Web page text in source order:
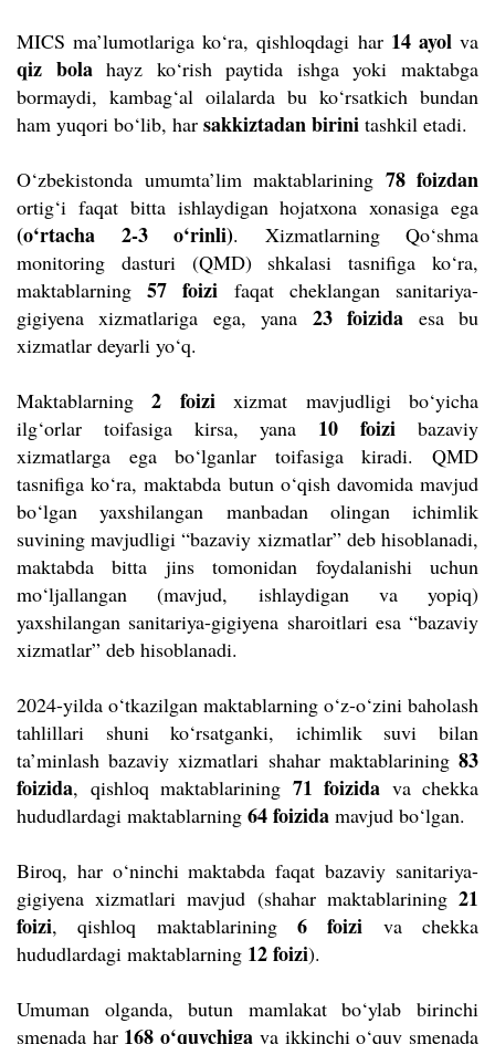
MICS ma’lumotlariga ko‘ra, qishloqdagi har 14 ayol va
qiz bolahayz ko‘rish paytida ishga yoki maktabga
bormaydi, kambag‘al oilalarda bu ko‘rsatkich bundan
ham yuqori bo‘lib, har sakkiztadan birini tashkil etadi.
O‘zbekistonda umumta’lim maktablarining 78 foizdan
ortig‘i faqat bitta ishlaydigan hojatxona xonasiga ega
(o‘rtacha 2-3 o‘rinli). Xizmatlarning Qo‘shma
monitoring dasturi (QMD) shkalasi tasnifiga ko‘ra,
maktablarning57 foizi faqat cheklangan sanitariya-
gigiyena xizmatlariga ega, yana 23 foizida esa bu
xizmatlar deyarli yo‘q.
Maktablarning2 foizi xizmat mavjudligi bo‘yicha
ilg‘orlar toifasiga kirsa, yana 10 foizi bazaviy
xizmatlarga ega bo‘lganlar toifasiga kiradi. QMD
tasnifiga ko‘ra, maktabda butun o‘qish davomida mavjud
bo‘lgan yaxshilangan manbadan olingan ichimlik
suvining mavjudligi “bazaviy xizmatlar” deb hisoblanadi,
maktabda bitta jins tomonidan foydalanishi uchun
mo‘ljallangan (mavjud, ishlaydigan va yopiq)
yaxshilangan sanitariya-gigiyena sharoitlari esa “bazaviy
xizmatlar” deb hisoblanadi.
2024-yilda o‘tkazilgan maktablarning o‘z-o‘zini baholash
tahlillari shuni ko‘rsatganki, ichimlik suvi bilan
ta’minlash bazaviy xizmatlari shahar maktablarining 83
foizida, qishloq maktablarining 71 foizida va chekka
hududlardagi maktablarning 64 foizida mavjud bo‘lgan.
Biroq, har o‘ninchi maktabda faqat bazaviy sanitariya-
gigiyena xizmatlari mavjud (shahar maktablarining 21
foizi, qishloq maktablarining 6 foizi va chekka
hududlardagi maktablarning 12 foizi).
Umuman olganda, butun mamlakat bo‘ylab birinchi
smenada har 168 o‘quvchiga va ikkinchi o‘quv smenada